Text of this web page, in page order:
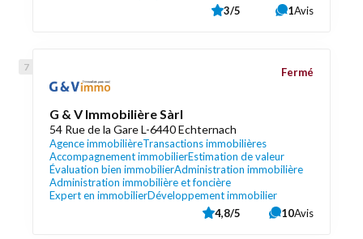
3/5 1Avis
G & V Immobilière Sàrl
54 Rue de la Gare L-6440 Echternach
Agence immobilièreTransactions immobilières
Accompagnement immobilierEstimation de valeur
Évaluation bien immobilierAdministration immobilière
Administration immobilière et foncière
Expert en immobilierDéveloppement immobilier
Fermé
4,8/5 10Avis